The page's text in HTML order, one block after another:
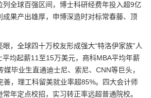
列全球百强区间，博士科研经费年投入超9亿
成果产出雄厚，申博深造时对标常春藤、顶
，全球四十万校友形成强大“特洛伊家族”人
均起薪11至15万美元，商科MBA平均年薪
毕业生直通迪士尼、索尼、CNN等巨头，
善，理工科留美就业率超85%。四大会计师
年定点校招，实习转正率远超普通院校。